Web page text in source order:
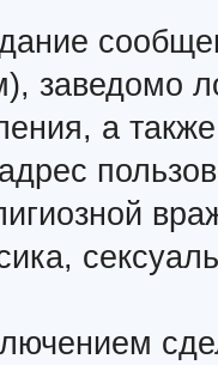
заведомо
а